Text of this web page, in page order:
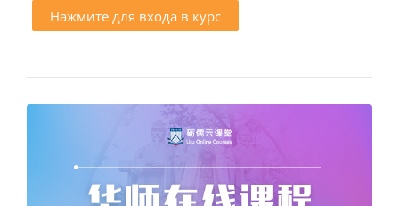
Нажмите для входа в курс